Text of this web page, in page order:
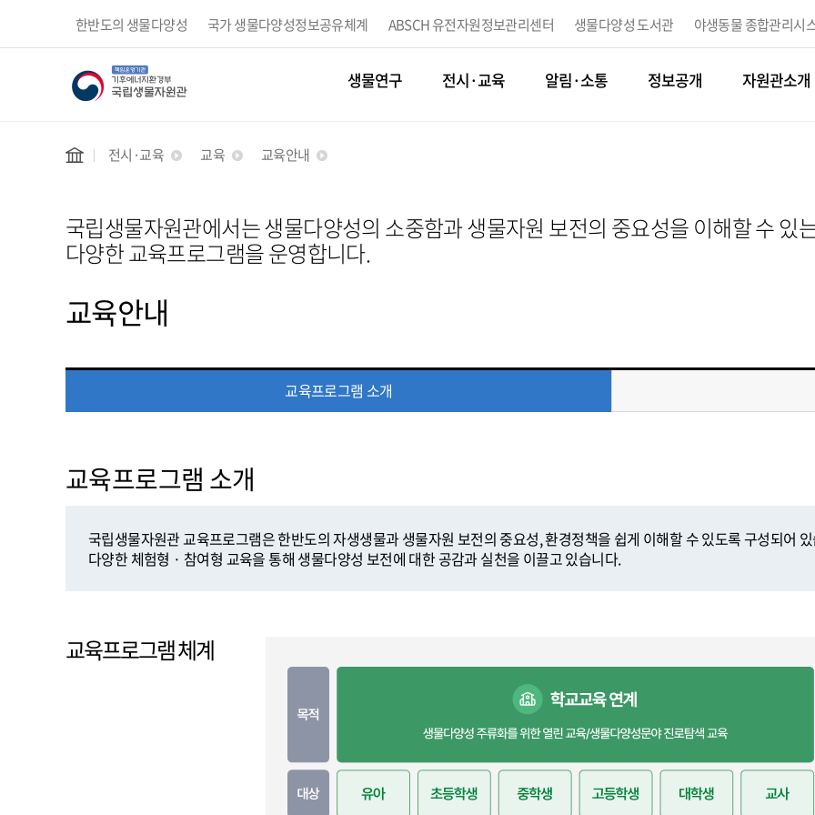
한반도의 생물다양성
정보제공
국가 생물다양성정보공유체계
종합적인 정보제공
ABSCH 유전자원정보관리센터
정보제공
생물다양성 도서관
문헌 정보제공
야생동물 종합관리시
출입허가 및
생물연구 전시·교육 알림·소통 정보공개 자원관소개
전시·교육 교육 교육안내
국립생물자원관에서는 생물다양성의 소중함과 생물자원 보전의 중요성을 이해할 수 있
다양한 교육프로그램을 운영합니다.
교육안내
교육프로그램 소개
교육프로그램 소개
국립생물자원관 교육프로그램은 한반도의 자생생물과 생물자원 보전의 중요성, 환경정책을 쉽게 이해할 수 있도록 구성되어
다양한 체험형 · 참여형 교육을 통해 생물다양성 보전에 대한 공감과 실천을 이끌고 있습니다.
교육프로그램 체계